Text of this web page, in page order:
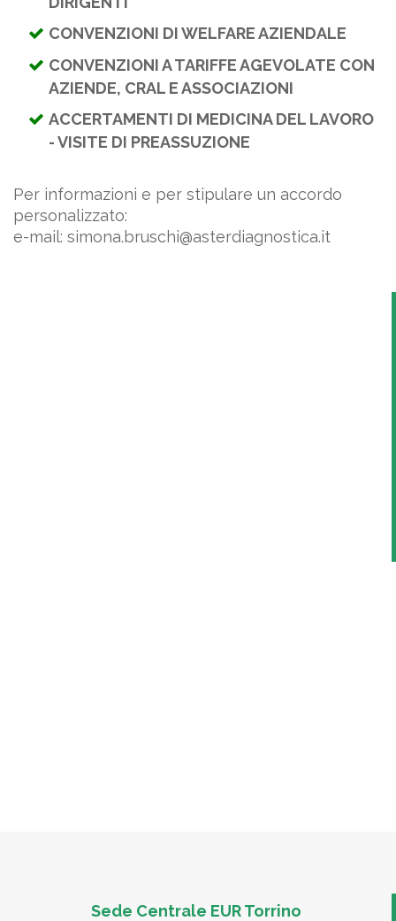
CONVENZIONI DI WELFARE AZIENDALE
CONVENZIONI A TARIFFE AGEVOLATE CON
AZIENDE, CRAL E ASSOCIAZIONI
ACCERTAMENTI DI MEDICINA DEL LAVORO
- VISITE DI PREASSUZIONE
Per informazioni e per stipulare un accordo
personalizzato:
e-mail: simona.bruschi@asterdiagnostica.it
Sede Centrale EUR Torrino